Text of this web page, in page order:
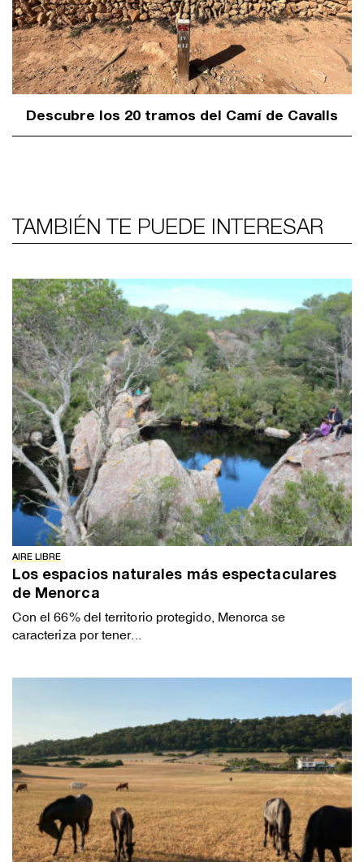
Descubre los 20 tramos del Camí de Cavalls
TAMBIÉN TE PUEDE INTERESAR
AIRE LIBRE
Los espacios naturales más espectaculares
de Menorca
Con el 66% del territorio protegido, Menorca se
caracteriza por tener...